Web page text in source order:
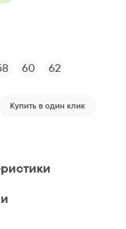
60 62
Купить в один клик